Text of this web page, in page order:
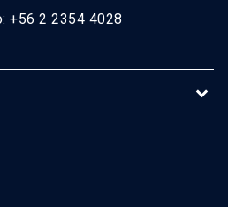
+56 2 2354 4028